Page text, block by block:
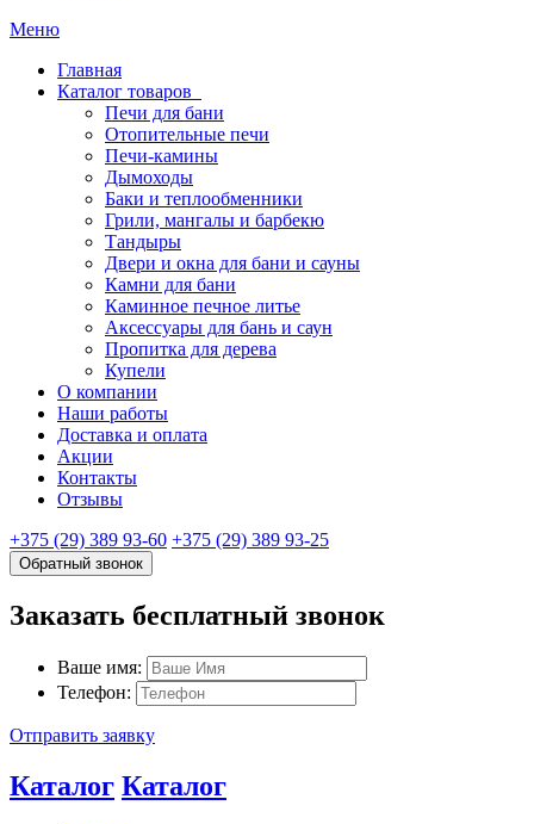
Меню
Главная
Каталог товаров
Печи для бани
Отопительные печи
Печи-камины
Дымоходы
Баки и теплообменники
Грили, мангалы и барбекю
Тандыры
Двери и окна для бани и сауны
Камни для бани
Каминное печное литье
Аксессуары для бань и саун
Пропитка для дерева
Купели
О компании
Наши работы
Доставка и оплата
Акции
Контакты
Отзывы
+375 (29) 389 93-60 +375 (29) 389 93-25
Обратный звонок
Заказать бесплатный звонок
Ваше имя:
Телефон:
Отправить заявку
Каталог Каталог